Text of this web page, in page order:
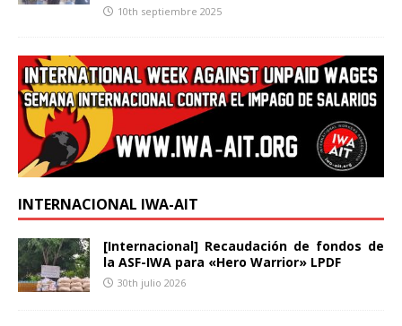
10th septiembre 2025
INTERNACIONAL IWA-AIT
[Internacional] Recaudación de fondos de
la ASF-IWA para «Hero Warrior» LPDF
30th julio 2026